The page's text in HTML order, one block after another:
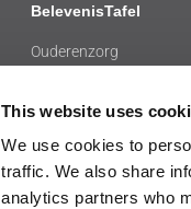
This website uses
We use cookies to
traffic. We also share
analytics partners who
BelevenisTafel
Ouderenzorg
Ziekenhuiszorg
Bibliotheek